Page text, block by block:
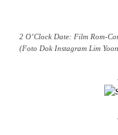
2 O’Clock Date: Film Rom-
(Foto Dok Instagram Lim